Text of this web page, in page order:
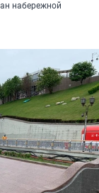
набережной